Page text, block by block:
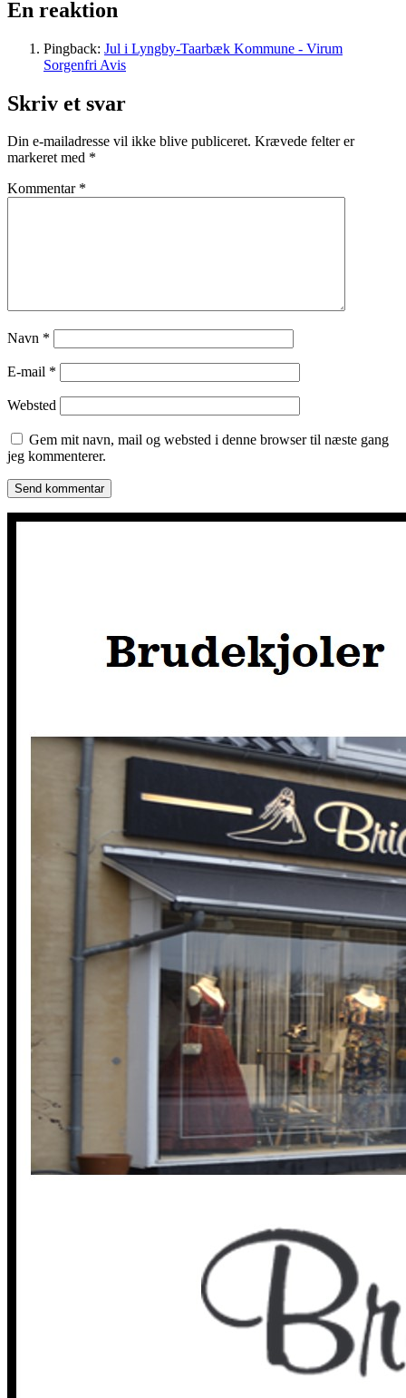
En reaktion
Pingback: Jul i Lyngby-Taarbæk Kommune - Virum
Sorgenfri Avis
Skriv et svar
Din e-mailadresse vil ikke blive publiceret. Krævede felter er
markeret med *
Kommentar *
Navn *
E-mail *
Websted
Gem mit navn, mail og websted i denne browser til næste gang
jeg kommenterer.